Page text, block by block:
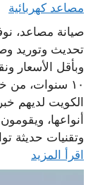
مصاعد كهربائية
صيانة مصاعد،
تحديث وتوريد
وبأقل الأسعار
١٠ سنوات،
الكويت لديهم
أنواعها،
وتقنيات حديثة
اقرأ المزيد